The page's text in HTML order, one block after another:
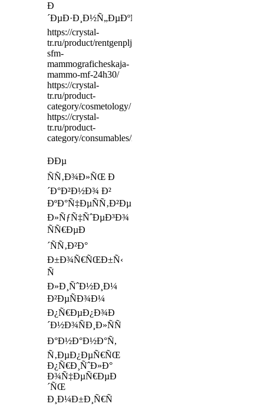
Ð
´ÐµÐ·Ð¸Ð½Ñ„ÐµÐºÑ†Ð¸Ð¾Ð½Ð½Ð°Ñ
https://crystal-
tr.ru/product/rentgenpljonka-
sfm-
mammograficheskaja-
mammo-mf-24h30/
https://crystal-
tr.ru/product-
category/cosmetology/
https://crystal-
tr.ru/product-
category/consumables/rentgenpljonka/
ÐÐµ
ÑÑ‚Ð¾Ð»ÑŒ Ð
´Ð°Ð²Ð½Ð¾ Ð²
ÐºÐ°Ñ‡ÐµÑÑ‚Ð²Ðµ
Ð»ÑƒÑ‡ÑˆÐµÐ³Ð¾
ÑÑ€ÐµÐ
´ÑÑ‚Ð²Ð°
Ð±Ð¾Ñ€ÑŒÐ±Ñ‹
Ñ
Ð»Ð¸ÑˆÐ½Ð¸Ð¼
Ð²ÐµÑÐ¾Ð¼
Ð¿Ñ€ÐµÐ¿Ð¾Ð
´Ð½Ð¾ÑÐ¸Ð»ÑÑ
Ð°Ð½Ð°Ð½Ð°Ñ,
Ñ‚ÐµÐ¿ÐµÑ€ÑŒ
Ð¿Ñ€Ð¸ÑˆÐ»Ð°
Ð¾Ñ‡ÐµÑ€ÐµÐ
´ÑŒ
Ð¸Ð¼Ð±Ð¸Ñ€Ñ